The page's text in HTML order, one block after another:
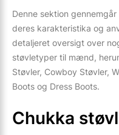
Denne sektion
deres karakteristika og
detaljeret oversigt over
støvletyper til mænd,
Støvler, Cowboy Støvler,
Boots og Dress Boots.
Chukka